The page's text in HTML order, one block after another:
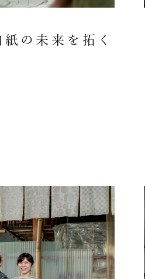
の未来を拓く